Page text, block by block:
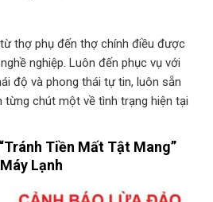
thợ phụ đến thợ chính điều được
nghiệp. Luôn đến phục vụ với
độ và phong thái tự tin, luôn sẵn
từng chút một về tình trạng hiện tại
Tiền Mất Tật Mang”
Lạnh